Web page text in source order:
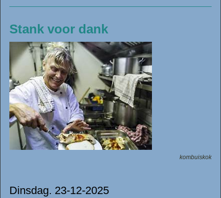
Stank voor dank
kombuiskok
Dinsdag. 23-12-2025